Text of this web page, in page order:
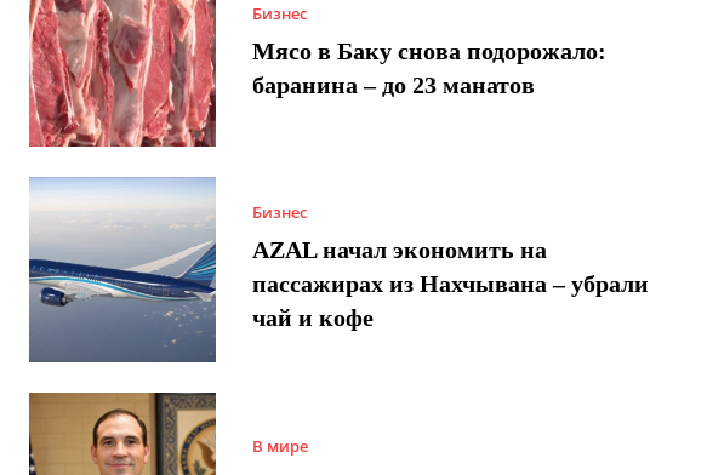
Бизнес
Мясо в Баку снова подорожало:
баранина – до 23 манатов
Бизнес
AZAL начал экономить на
пассажирах из Нахчывана – убрали
чай и кофе
В мире